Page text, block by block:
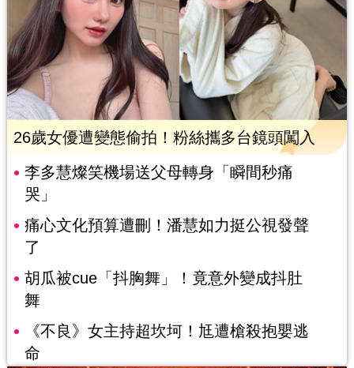
26歲女優遭變態偷拍！粉絲攜多台鏡頭闖入
李多慧燦笑機場送父母轉身「瞬間秒痛
哭」
痛心文化預算遭刪！潘慧如力挺公視發聲
了
胡瓜被cue「抖胸舞」！竟意外變成抖肚
舞
《不良》女主持超坎坷！尪遭槍殺抱嬰逃
命